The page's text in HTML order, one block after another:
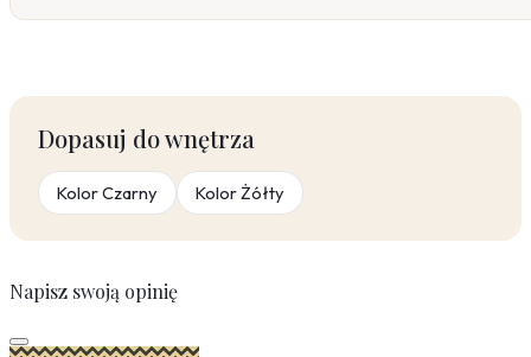
Dopasuj do wnętrza
Kolor Czarny Kolor Żółty
Napisz swoją opinię